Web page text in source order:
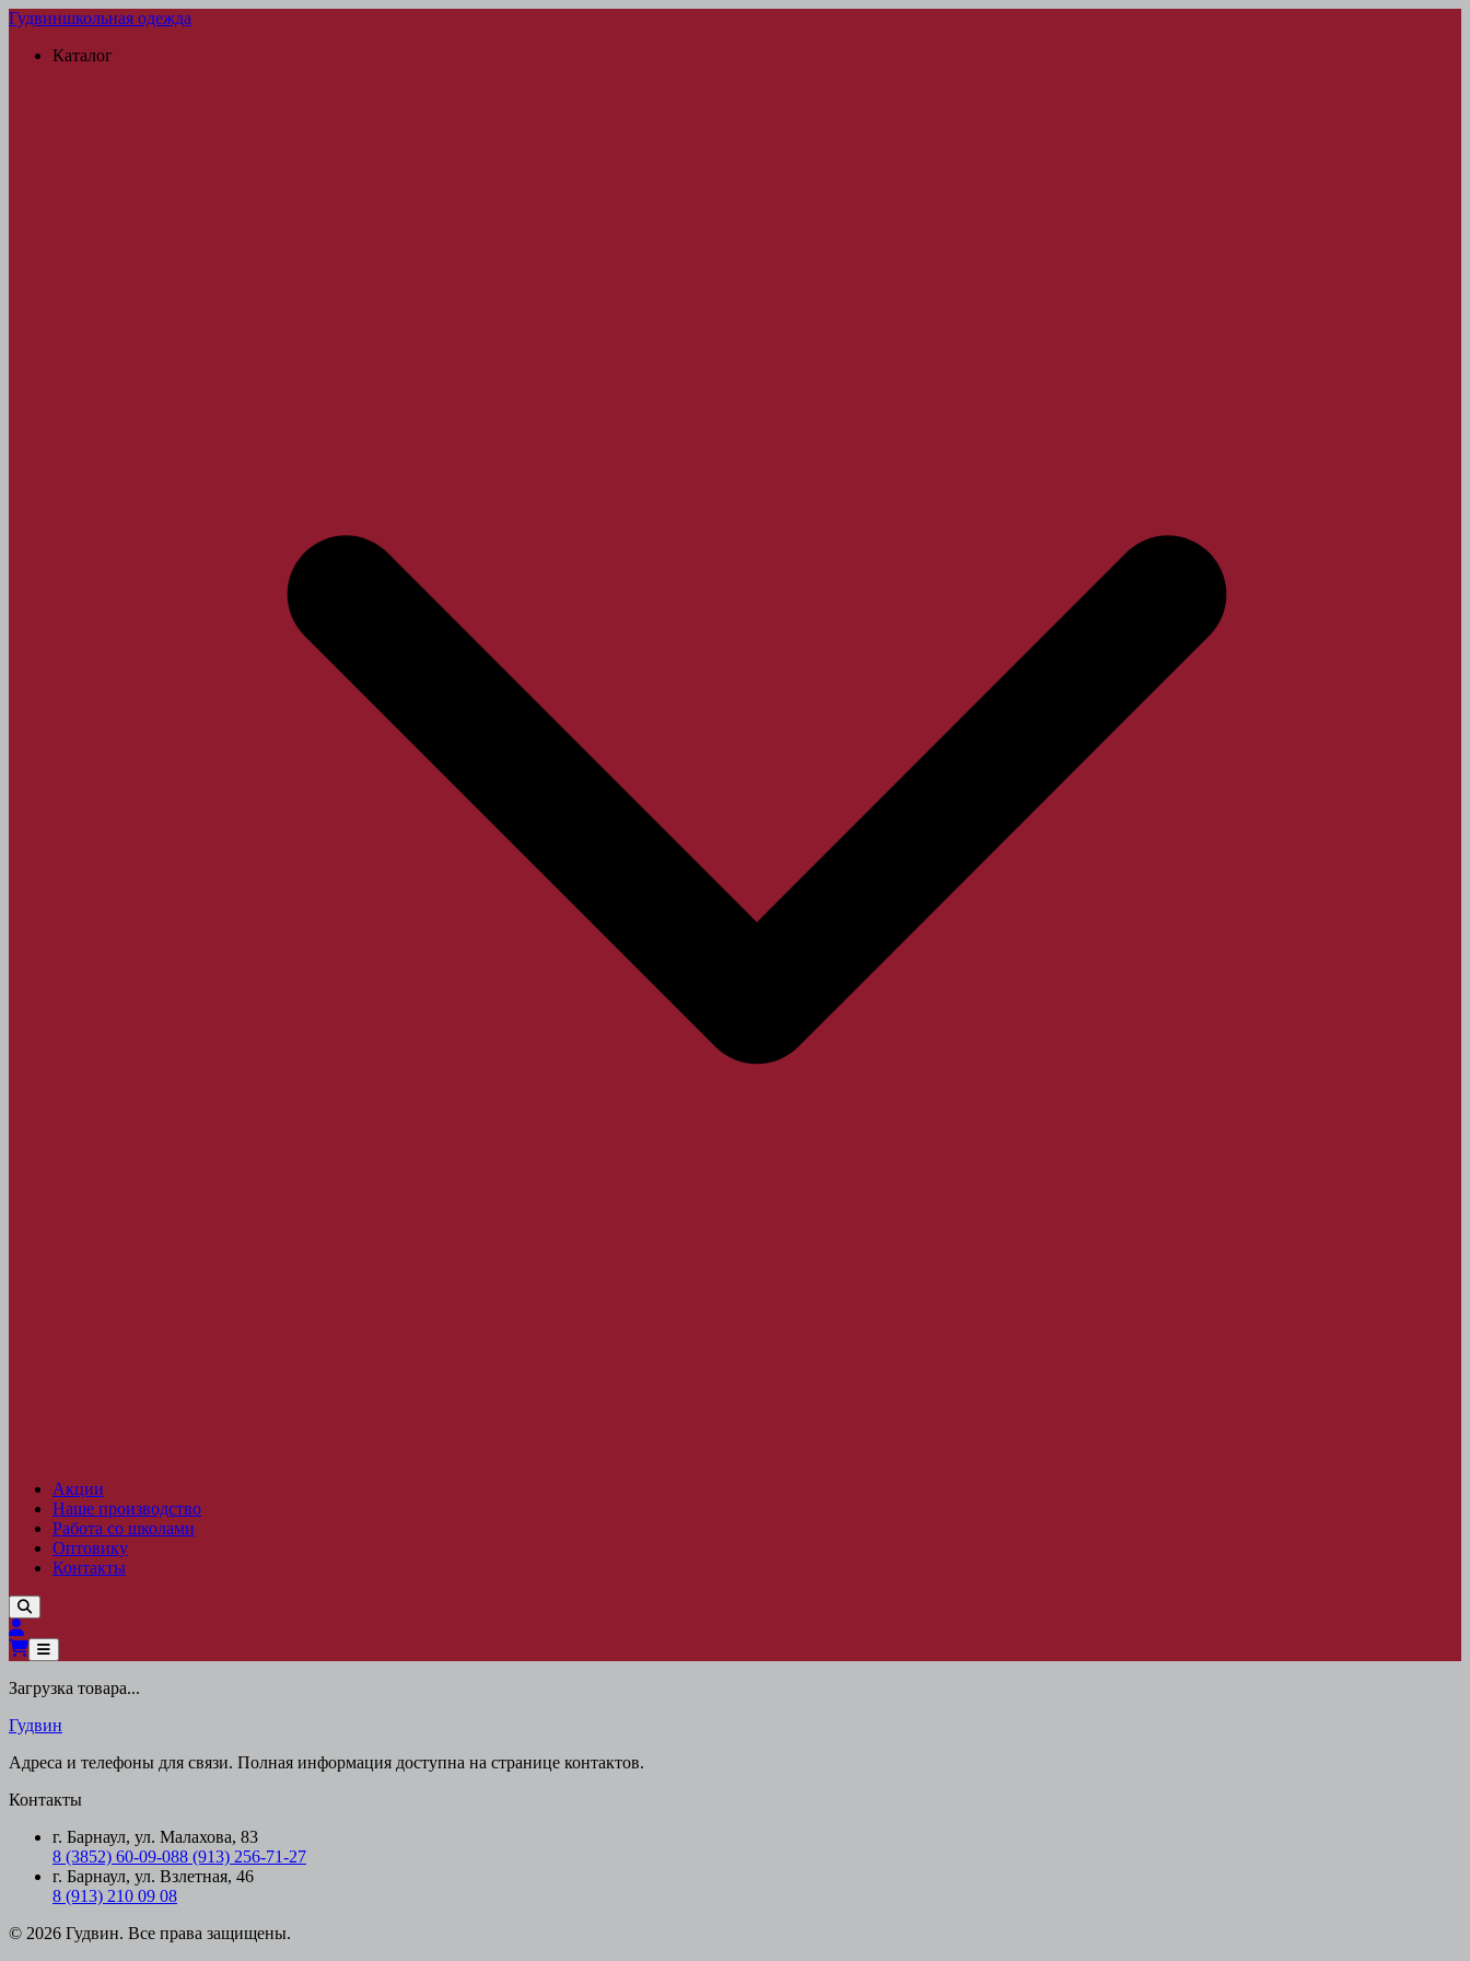
Гудвиншкольная одежда
Каталог
Акции
Наше производство
Работа со школами
Оптовику
Контакты
Загрузка товара...
Гудвин
Адреса и телефоны для связи. Полная информация доступна на странице контактов.
Контакты
г. Барнаул, ул. Малахова, 83
8 (3852) 60-09-088 (913) 256-71-27
г. Барнаул, ул. Взлетная, 46
8 (913) 210 09 08
© 2026 Гудвин. Все права защищены.